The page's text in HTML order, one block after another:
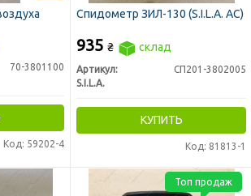
70-3801100
Код: 59202-4
Спидометр ЗИЛ-130 (S.I.L.A. AC)
935 ₴ склад
Артикул:
СП201-3802005
S.I.L.A.
КУПИТЬ
Код: 81813-1
Топ продаж